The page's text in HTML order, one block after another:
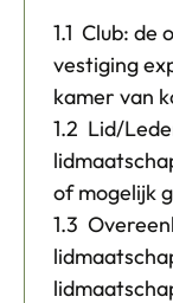
1.1 Club: de
vestiging
kamer van
1.2 Lid/
of mogelijk
1.3